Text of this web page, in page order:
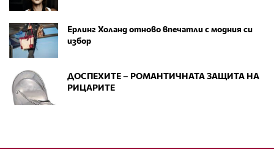
Ерлинг Холанд отново впечатли с модния си
избор
ДОСПЕХИТЕ – РОМАНТИЧНАТА ЗАЩИТА НА
РИЦАРИТЕ